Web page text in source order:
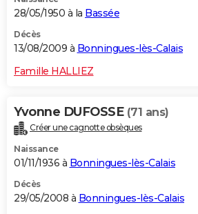
28/05/1950 à la Bassée
Décès
13/08/2009 à Bonningues-lès-Calais
Famille HALLIEZ
Yvonne DUFOSSE (71 ans)
Créer une cagnotte obsèques
Naissance
01/11/1936 à Bonningues-lès-Calais
Décès
29/05/2008 à Bonningues-lès-Calais